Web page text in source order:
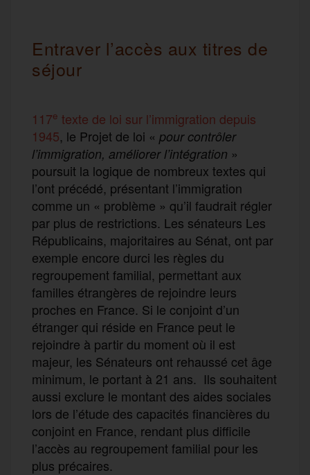
Entraver l’accès aux titres de
séjour
117e texte de loi sur l’immigration depuis
1945, le Projet de loi « pour contrôler
l’immigration, améliorer l’intégration »
poursuit la logique de nombreux textes qui
l’ont précédé, présentant l’immigration
comme un « problème » qu’il faudrait régler
par plus de restrictions. Les sénateurs Les
Républicains, majoritaires au Sénat, ont par
exemple encore durci les règles du
regroupement familial, permettant aux
familles étrangères de rejoindre leurs
proches en France. Si le conjoint d’un
étranger qui réside en France peut le
rejoindre à partir du moment où il est
majeur, les Sénateurs ont rehaussé cet âge
minimum, le portant à 21 ans. Ils souhaitent
aussi exclure le montant des aides sociales
lors de l’étude des capacités financières du
conjoint en France, rendant plus difficile
l’accès au regroupement familial pour les
plus précaires.